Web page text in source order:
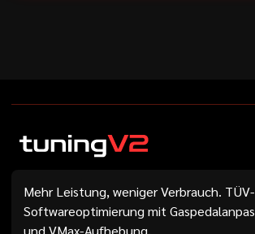
Mehr Leistung, weniger Verbrauch.
Softwareoptimierung mit
und VMax-Aufhebung.